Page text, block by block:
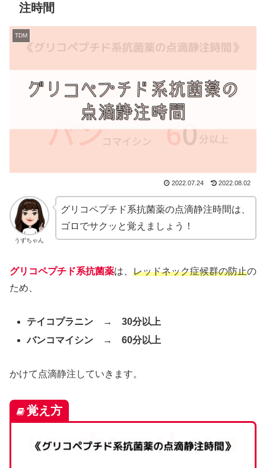
注時間
TDM
2022.07.24 2022.08.02
うずちゃん
グリコペプチド系抗菌薬の点滴静注時間は、
ゴロでサクッと覚えましょう！
グリコペプチド系抗菌薬は、 レッドネック症候群の防止の
ため、
テイコプラニン → 30分以上
バンコマイシン → 60分以上
かけて点滴静注していきます。
覚え方